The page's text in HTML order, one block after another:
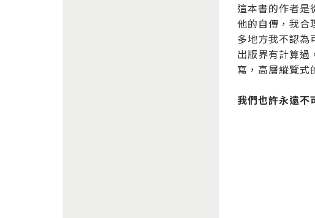
這本書的作者
他的自傳，我合
多地方我不認
出版界有計算
寫，高層縱覽式
我們也許永遠不